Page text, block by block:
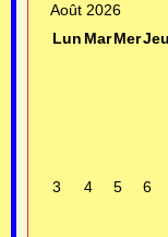
Août 2026
Lun MarMerJeu
3 4 5 6